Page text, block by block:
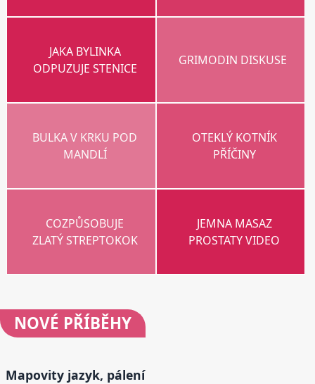
JAKA BYLINKA
ODPUZUJE STENICE
GRIMODIN DISKUSE
BULKA V KRKU POD
MANDLÍ
OTEKLÝ KOTNÍK
PŘÍČINY
COZPŮSOBUJE
ZLATÝ STREPTOKOK
JEMNA MASAZ
PROSTATY VIDEO
NOVÉ PŘÍBĚHY
Mapovity jazyk, pálení